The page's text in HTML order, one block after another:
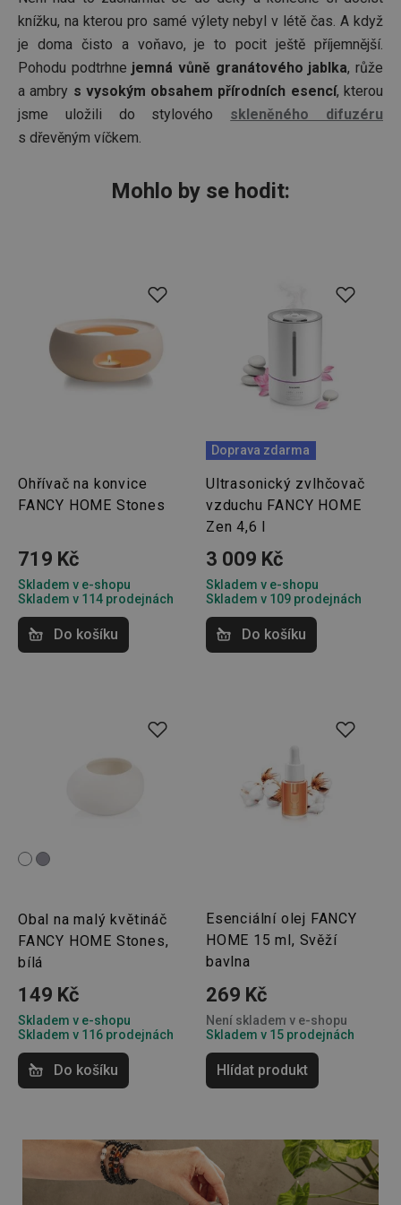
knížku, na kterou pro samé výlety nebyl v létě čas. A když
je doma čisto a voňavo, je to pocit ještě příjemnější.
Pohodu podtrhne jemná vůně granátového jablka, růže
a ambry s vysokým obsahem přírodních esencí, kterou
jsme uložili do stylového skleněného difuzéru
s dřevěným víčkem.
Mohlo by se hodit:
Ohřívač na konvice
FANCY HOME Stones
719 Kč
Skladem v e-shopu
Skladem v 114 prodejnách
Do košíku
Doprava zdarma
Ultrasonický zvlhčovač
vzduchu FANCY HOME
Zen 4,6 l
3 009 Kč
Skladem v e-shopu
Skladem v 109 prodejnách
Do košíku
Obal na malý květináč
FANCY HOME Stones,
bílá
149 Kč
Skladem v e-shopu
Skladem v 116 prodejnách
Do košíku
Esenciální olej FANCY
HOME 15 ml, Svěží
bavlna
269 Kč
Není skladem v e-shopu
Skladem v 15 prodejnách
Hlídat produkt